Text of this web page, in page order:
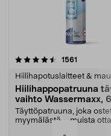
1561
Hiilihapotuslaitteet &
Hiilihappopatruuna
vaihto Wassermaxx,
Täyttöpatruuna, joka
myymälästä – muista
4.5viidestä